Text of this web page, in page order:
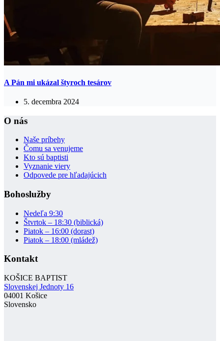
A Pán mi ukázal štyroch tesárov
5. decembra 2024
O nás
Naše príbehy
Čomu sa venujeme
Kto sú baptisti
Vyznanie viery
Odpovede pre hľadajúcich
Bohoslužby
Nedeľa 9:30
Štvrtok – 18:30 (biblická)
Piatok – 16:00 (dorast)
Piatok – 18:00 (mládež)
Kontakt
KOŠICE BAPTIST
Slovenskej Jednoty 16
04001 Košice
Slovensko